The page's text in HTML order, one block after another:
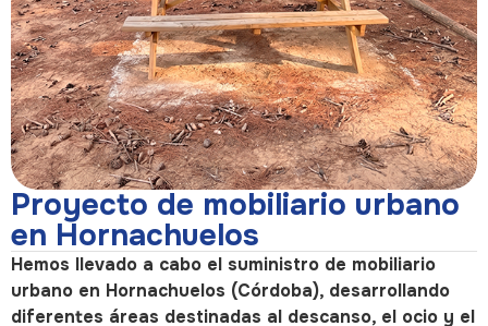
Proyecto de mobiliario urbano
en Hornachuelos
Hemos llevado a cabo el suministro de mobiliario
urbano en Hornachuelos (Córdoba), desarrollando
diferentes áreas destinadas al descanso, el ocio y el